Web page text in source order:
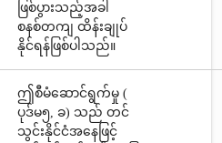
ဖြစ်ပွားသည့်အခါ
စနစ်တကျ ထိန်းချုပ်
နိုင်ရန်ဖြစ်ပါသည်။
ဤစီမံဆောင်ရွက်မှု (
ပုဒ်မ၅, ခ) သည် တင်
သွင်းနိုင်ငံအနေဖြင့်